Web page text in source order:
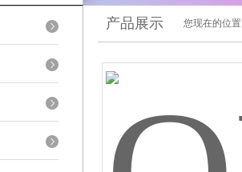
产品展示 您现在的位